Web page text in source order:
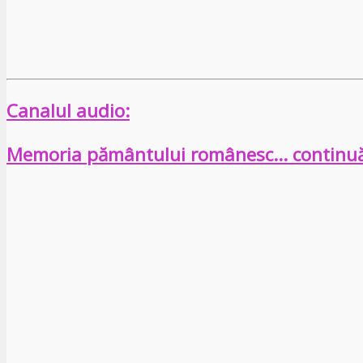
Canalul audio:
Memoria pământului românesc…